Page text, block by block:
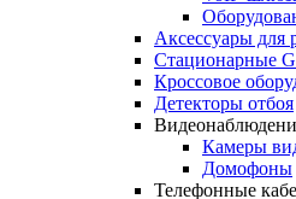
Аксессуары для
Стационарные
Кроссовое
Детекторы отбоя
Камеры
Домофоны
Телефонные